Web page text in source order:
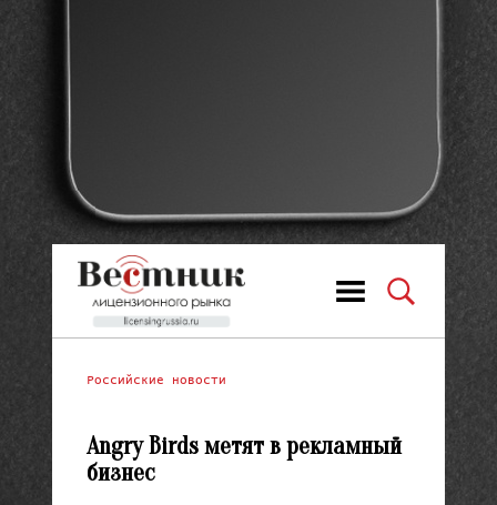
Российские новости
Angry Birds метят в рекламный
бизнес